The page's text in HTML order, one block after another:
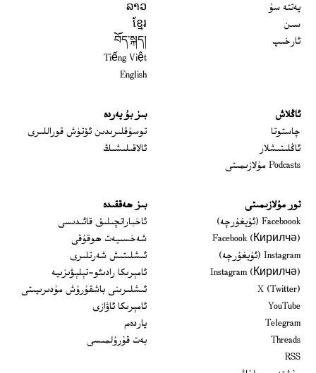
يەتتە سۇ
سىن
ئارخىپ
ລາວ
ខ្មែរ
བོད་སྐད།
Tiếng Việt
English
ئاڭلاش
چاستوتا
ئاڭلىتىشلار
Podcasts مۇلازىمىتى
بىز بۇ يەردە
توسۇقلىرىدىن ئۆتۈش قوراللىرى
ئالاقىلىشىڭ
تور مۇلازىمىتى
Faceboook (ئۇيغۇرچە)
Opens in new window
Facebook (Кирилчә)
Opens in new window
Instagram (ئۇيغۇرچە)
Opens in new window
Instagram (Кирилчә)
Opens in new window
X (Twitter)
YouTube
Telegram
Threads
RSS
بىز ھەققىدە
ئاخباراتچىلىق قائىدىسى
شەخسىيەت ھوقۇقى
ئىشلىتىش شەرتلىرى
ئامېرىكا رادىئو-تېلېۋىزىيە
ئىشلىرىنى باشقۇرۇش مۇدىرىيىتى
ئامېرىكا ئاۋازى
ياردەم
بەت قۇرۇلمىسى